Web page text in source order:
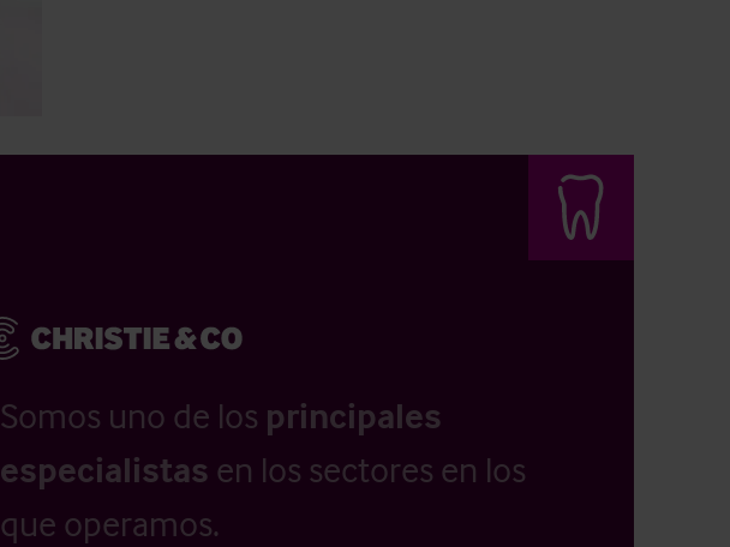
Somos uno de los principales
especialistas en los sectores en los
que operamos.